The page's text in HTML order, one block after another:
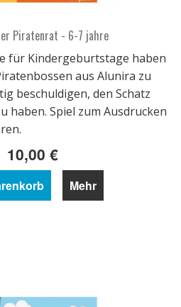
Piratenrat - 6-7 jahre
für Kindergeburtstage haben
aus Alunira zu
beschuldigen, den Schatz
haben. Spiel zum Ausdrucken
10,00 €
Mehr